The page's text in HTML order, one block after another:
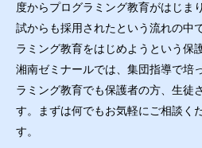
度からプログラミング教育がはじま
試からも採用されたという流れの中
ラミング教育をはじめようという保
湘南ゼミナールでは、集団指導で培
ラミング教育でも保護者の方、生徒
す。まずは何でもお気軽にご相談く
す。